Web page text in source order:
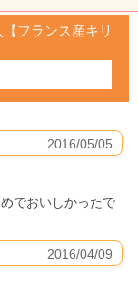
フランス産キリ
2016/05/05
でおいしかったで
2016/04/09